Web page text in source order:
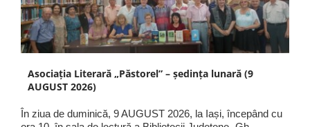
Asociația Literară „Păstorel” – ședința lunară (9
AUGUST 2026)
În ziua de duminică, 9 AUGUST 2026, la Iași, începând cu